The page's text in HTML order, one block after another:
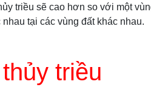
triều sẽ cao hơn so với một
tại các vùng đất khác nhau.
triều